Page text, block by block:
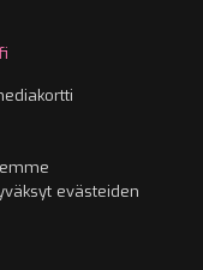
evästeiden